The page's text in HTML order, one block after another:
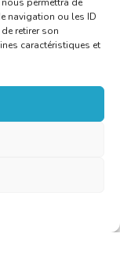
navigation ou les ID
retirer son
caractéristiques et